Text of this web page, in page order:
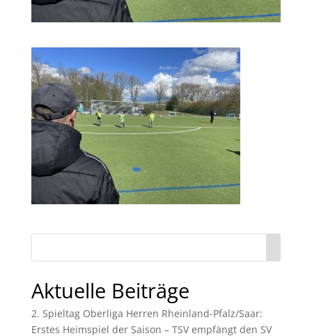
Aktuelle Beiträge
2. Spieltag Oberliga Herren Rheinland-Pfalz/Saar:
Erstes Heimspiel der Saison – TSV empfängt den SV